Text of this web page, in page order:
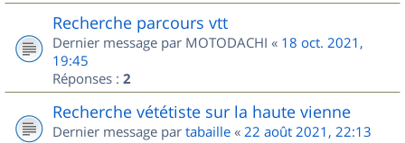
Recherche parcours vtt
Dernier message par MOTODACHI « 18 oct. 2021,
19:45
Réponses : 2
Recherche vététiste sur la haute vienne
Dernier message par tabaille « 22 août 2021, 22:13